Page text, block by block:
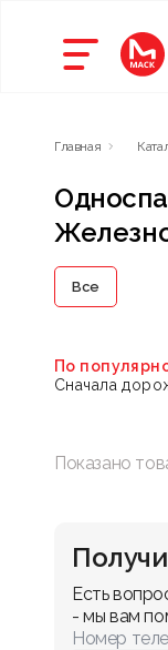
Главная
Все
По
Сначала
Показано
Есть
- мы вам
Номер